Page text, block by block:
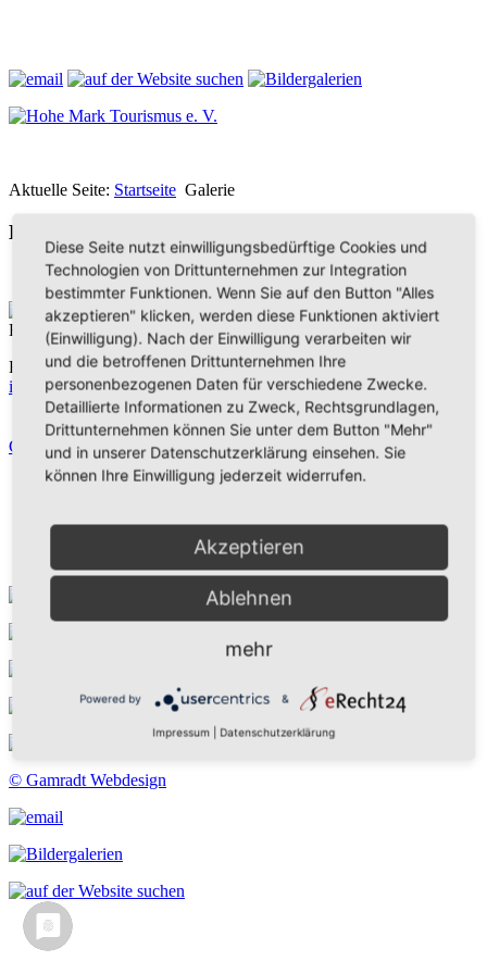
Aktuelle Seite: Startseite Galerie
Bilder aus der Hohen Mark
Hohe Mark Tourismus e. V.
Redderstraße 421, 45711 Datteln
Fon: +49 (0)2363 377 0
info@hohe-mark-tourismus.de
Cookie-Einstellungen
Impressum
Datenschutz
Home
Suchen
© Gamradt Webdesign
Diese Seite nutzt einwilligungsbedürftige Cookies und
Technologien von Drittunternehmen zur Integration
bestimmter Funktionen. Wenn Sie auf den Button "Alles
akzeptieren" klicken, werden diese Funktionen aktiviert
(Einwilligung). Nach der Einwilligung verarbeiten wir
und die betroffenen Drittunternehmen Ihre
personenbezogenen Daten für verschiedene Zwecke.
Detaillierte Informationen zu Zweck, Rechtsgrundlagen,
Drittunternehmen können Sie unter dem Button "Mehr"
und in unserer Datenschutzerklärung einsehen. Sie
können Ihre Einwilligung jederzeit widerrufen.
Akzeptieren
Ablehnen
mehr
Powered by &
Impressum Datenschutzerklärung